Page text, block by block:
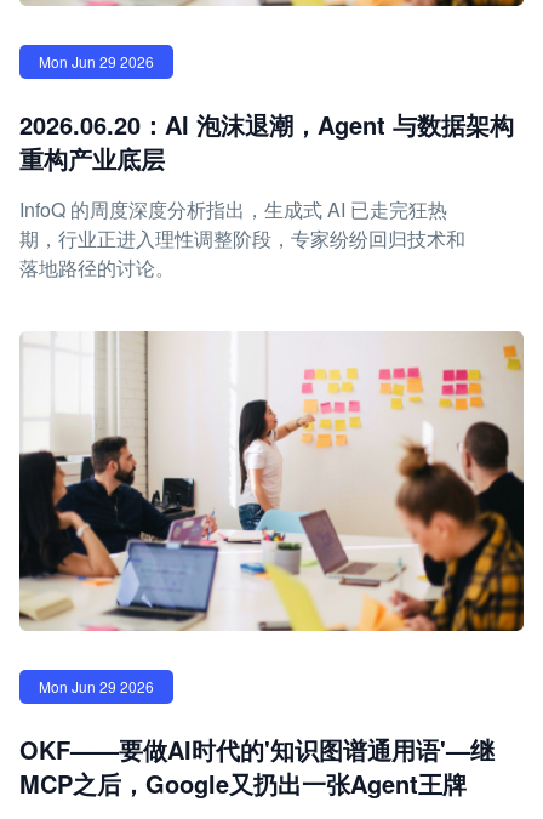
Mon Jun 29 2026
2026.06.20：AI 泡沫退潮，Agent 与数据架构
重构产业底层
InfoQ 的周度深度分析指出，生成式 AI 已走完狂热
期，行业正进入理性调整阶段，专家纷纷回归技术和
落地路径的讨论。
Mon Jun 29 2026
OKF——要做AI时代的'知识图谱通用语'—继
MCP之后，Google又扔出一张Agent王牌